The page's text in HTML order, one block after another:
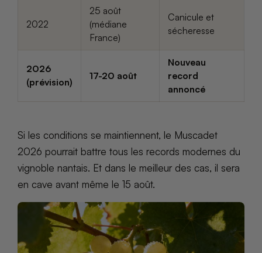
2022
25 août
(médiane
France)
Canicule et
sécheresse
2026
(prévision)
17-20 août
Nouveau
record
annoncé
Si les conditions se maintiennent, le Muscadet
2026 pourrait battre tous les records modernes du
vignoble nantais. Et dans le meilleur des cas, il sera
en cave avant même le 15 août.